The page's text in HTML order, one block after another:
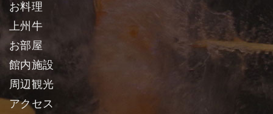
お料理
上州牛
お部屋
館内施設
周辺観光
アクセス